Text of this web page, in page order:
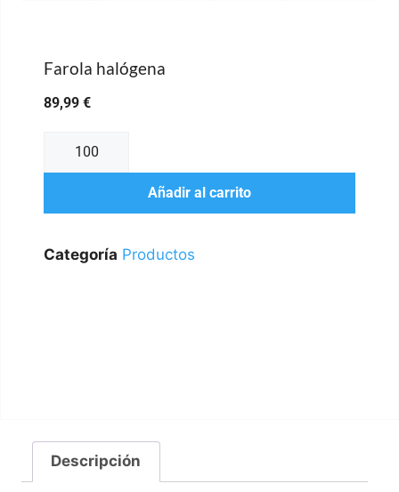
Farola halógena
89,99 €
Añadir al carrito
Categoría Productos
Descripción